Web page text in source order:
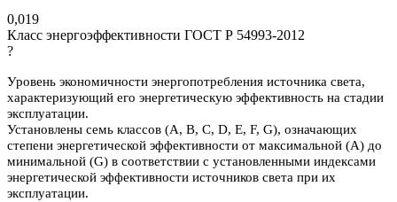
0,019
Класс энергоэффективности ГОСТ Р 54993-2012
?
Уровень экономичности энергопотребления источника света,
характеризующий его энергетическую эффективность на стадии
эксплуатации.
Установлены семь классов (А, В, С, D, E, F, G), означающих
степени энергетической эффективности от максимальной (А) до
минимальной (G) в соответствии с установленными индексами
энергетической эффективности источников света при их
эксплуатации.